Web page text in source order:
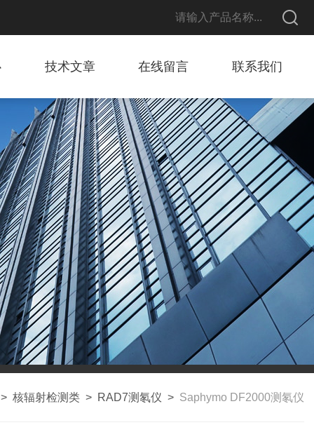
技术文章 在线留言 联系我们
核辐射检测类 > RAD7测氡仪 > Saphymo DF2000测氡仪